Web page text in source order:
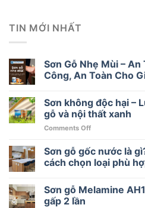
TIN MỚI NHẤT
Sơn Gỗ Nhẹ Mùi –
Công, An Toàn Cho
Sơn không độc hại –
gỗ và nội thất xanh
Comments Offon
không
độc
hại
Lựa
Sơn gỗ gốc nước là
cách chọn loại phù
Sơn gỗ Melamine
gấp 2 lần